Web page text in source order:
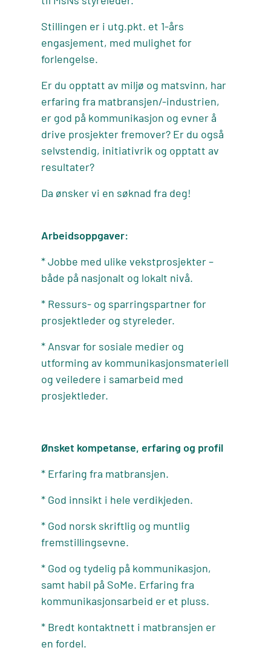
Stillingen er i utg.pkt. et 1-års
engasjement, med mulighet for
forlengelse.
Er du opptatt av miljø og matsvinn, har
erfaring fra matbransjen/-industrien,
er god på kommunikasjon og evner å
drive prosjekter fremover? Er du også
selvstendig, initiativrik og opptatt av
resultater?
Da ønsker vi en søknad fra deg!
Arbeidsoppgaver:
* Jobbe med ulike vekstprosjekter –
både på nasjonalt og lokalt nivå.
* Ressurs- og sparringspartner for
prosjektleder og styreleder.
* Ansvar for sosiale medier og
utforming av kommunikasjonsmateriell
og veiledere i samarbeid med
prosjektleder.
Ønsket kompetanse, erfaring og profil
* Erfaring fra matbransjen.
* God innsikt i hele verdikjeden.
* God norsk skriftlig og muntlig
fremstillingsevne.
* God og tydelig på kommunikasjon,
samt habil på SoMe. Erfaring fra
kommunikasjonsarbeid er et pluss.
* Bredt kontaktnett i matbransjen er
en fordel.